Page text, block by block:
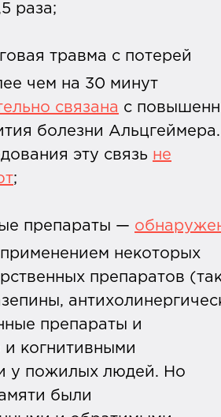
раза;
травма с потерей
чем на 30 минут
связана с
болезни
эту связь не
;
препараты —
некоторых
препаратов
препараты и
и когнитивными
у пожилых людей. Но
были